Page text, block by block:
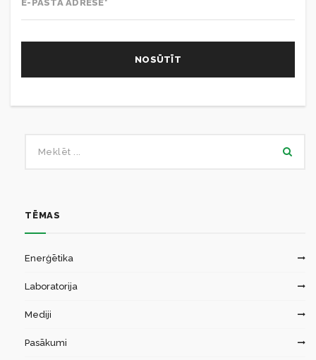
TĒMAS
Enerģētika
Laboratorija
Mediji
Pasākumi